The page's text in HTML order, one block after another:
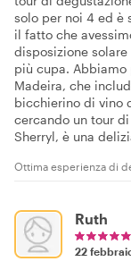
solo per noi 4 ed è
il fatto che
disposizione
più cupa.
Madeira, che
bicchierino di vino
cercando un tour
Sherryl, è una
Ottima esperienza di
Ruth
22